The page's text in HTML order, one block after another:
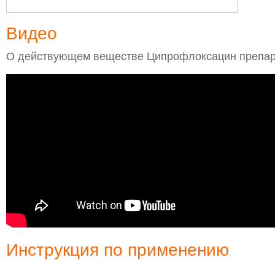
Видео
О действующем веществе Ципрофлоксацин
Инструкция по применению